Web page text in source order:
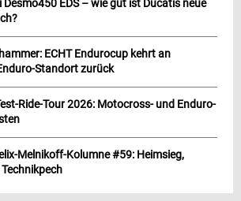
Desmo450 EDS – wie gut ist Ducatis neue
ECHT Endurocup kehrt an
Standort zurück
Ride-Tour 2026: Motocross- und Enduro-
Melnikoff-Kolumne #59: Heimsieg,